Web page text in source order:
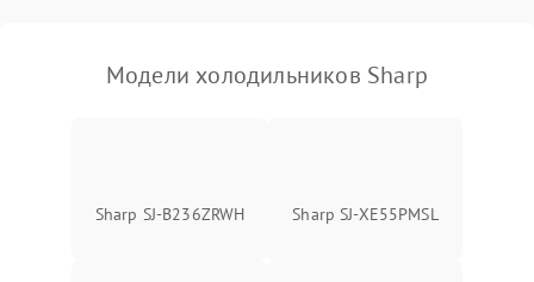
Модели холодильников Sharp
Sharp SJ-B236ZRWH Sharp SJ-XE55PMSL